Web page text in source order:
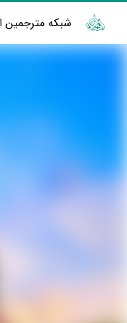
شبکه مترجمین